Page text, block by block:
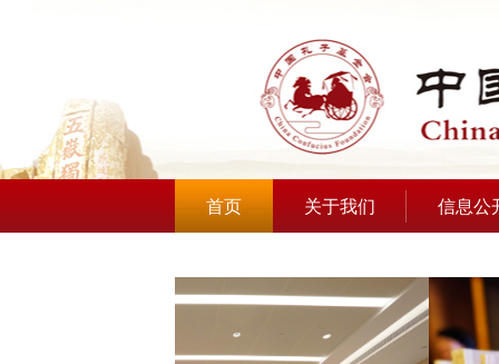
首页 关于我们 信息公